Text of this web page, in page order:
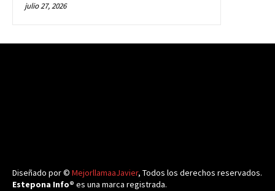
julio 27, 2026
Diseñado por © MejorllamaaJavier, Todos los derechos reservados.
Estepona Info® es una marca registrada.